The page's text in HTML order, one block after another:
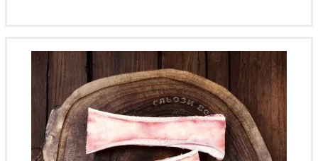
можно
выбрать
на
странице
товара.